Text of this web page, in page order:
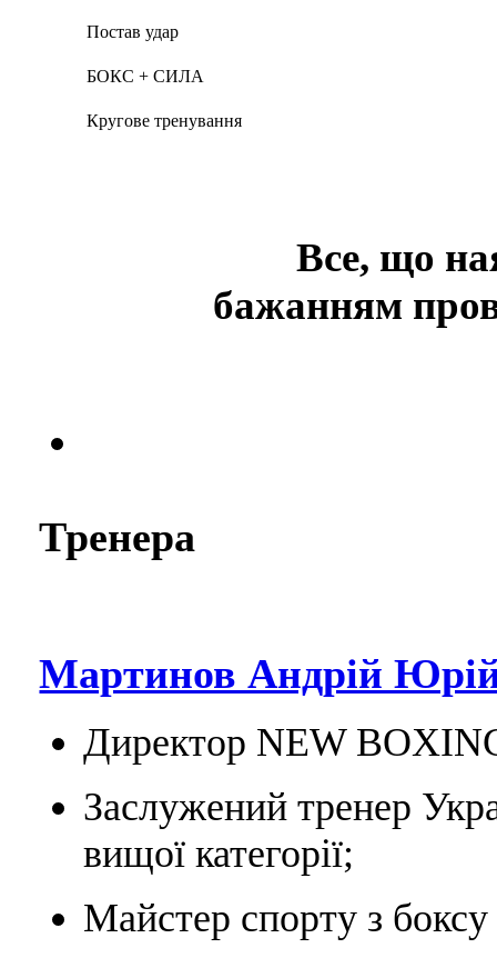
Постав удар
БОКС + СИЛА
Кругове тренування
Все, що
бажанням
Тренера
Мартинов Андрій
Директор NEW
Заслужений тренер
вищої категорії;
Майстер спорту з боксу